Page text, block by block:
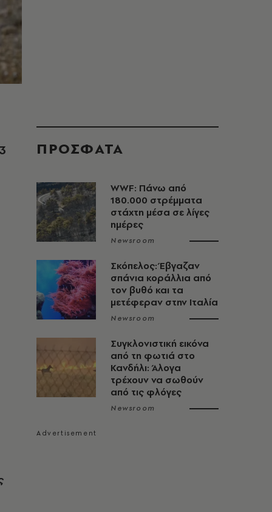
ΠΡΟΣΦΑΤΑ
WWF: Πάνω από
180.000 στρέμματα
στάχτη μέσα σε λίγες
ημέρες
Newsroom
Σκόπελος: Έβγαζαν
σπάνια κοράλλια από
τον βυθό και τα
μετέφεραν στην Ιταλία
Newsroom
Συγκλονιστική εικόνα
από τη φωτιά στο
Κανδήλι: Άλογα
τρέχουν να σωθούν
από τις φλόγες
Newsroom